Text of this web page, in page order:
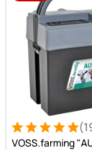
Bewertung: 5
19
VOSS.farming